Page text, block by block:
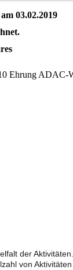
03.02.2019
Ehrung ADAC-
der
von